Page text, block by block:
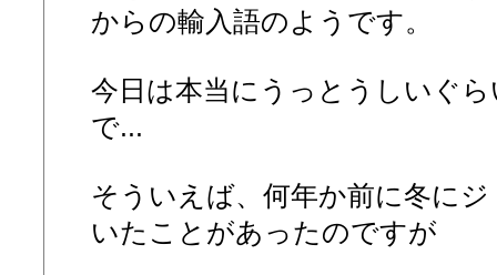
からの輸入語のようです。
今日は本当にうっとうしいぐ
で...
そういえば、何年か前に冬に
いたことがあったのですが